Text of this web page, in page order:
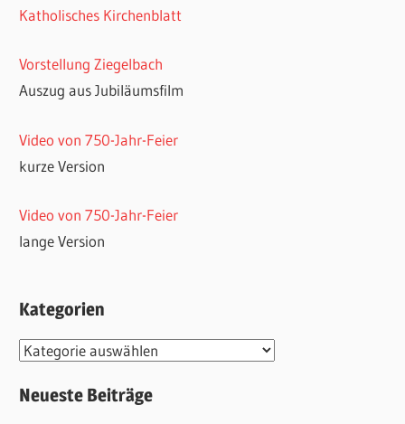
Katholisches Kirchenblatt
Vorstellung Ziegelbach
Auszug aus Jubiläumsfilm
Video von 750-Jahr-Feier
kurze Version
Video von 750-Jahr-Feier
lange Version
Kategorien
Kategorien
Neueste Beiträge